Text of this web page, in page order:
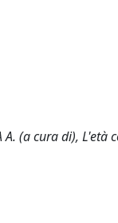
(a cura di), L'età